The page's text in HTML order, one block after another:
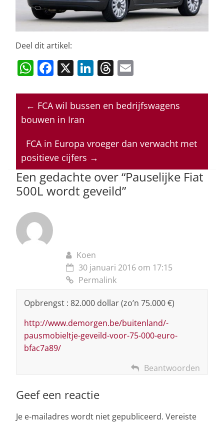
Deel dit artikel:
W
at
s
p
p
F
c
e
o
o
k
X Li
k
e
n
T
re
a
s
ai
l
← FCA wil bussen en bedrijfswagens
bouwen in Iran
FCA in Europa vroeger dan verwacht met
positieve cijfers →
Een gedachte over “Pauselijke Fiat
500L wordt geveild”
Koen
30 januari 2016 om 17:15
Permalink
Opbrengst : 82.000 dollar (zo’n 75.000 €)
http://www.demorgen.be/buitenland/-
pausmobieltje-geveild-voor-75-000-euro-
bfac7a89/
Beantwoorden
Geef een reactie
Je e-mailadres wordt niet gepubliceerd. Vereiste